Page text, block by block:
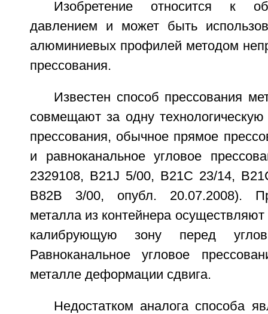
Изобретение относится к
давлением и может быть
алюминиевых профилей методом
прессования.
Известен способ прессования
совмещают за одну
прессования, обычное прямое
и равноканальное угловое
2329108, B21J 5/00, B21C 23/14,
B82B 3/00, опубл. 20.07.2008).
металла из контейнера
калибрующую зону перед
Равноканальное угловое
металле деформации сдвига.
Недостатком аналога способа